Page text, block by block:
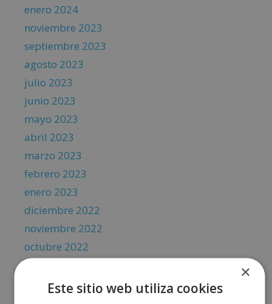
enero 2024
noviembre 2023
septiembre 2023
agosto 2023
julio 2023
junio 2023
mayo 2023
abril 2023
marzo 2023
febrero 2023
enero 2023
diciembre 2022
noviembre 2022
octubre 2022
septiembre 2022
agosto 2022
×
Este sitio web utiliza cookies